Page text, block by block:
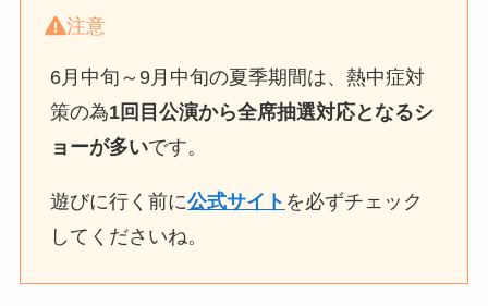
注意
6月中旬～9月中旬の夏季期間は、熱中症対
策の為1回目公演から全席抽選対応となるシ
ョーが多いです。
遊びに行く前に公式サイト を必ずチェック
してくださいね。